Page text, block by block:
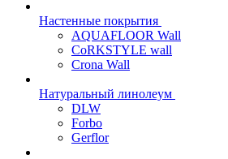
Настенные покрытия
AQUAFLOOR Wall
CoRKSTYLE wall
Crona Wall
Натуральный линолеум
DLW
Forbo
Gerflor